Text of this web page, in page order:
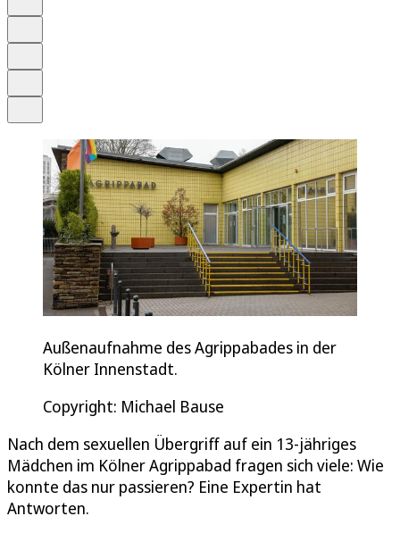
Außenaufnahme des Agrippabades in der
Kölner Innenstadt.
Copyright: Michael Bause
Nach dem sexuellen Übergriff auf ein 13-jähriges
Mädchen im Kölner Agrippabad fragen sich viele: Wie
konnte das nur passieren? Eine Expertin hat
Antworten.